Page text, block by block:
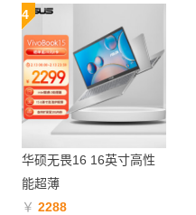
4
华硕无畏16 16英寸高性
能超薄
￥ 2288